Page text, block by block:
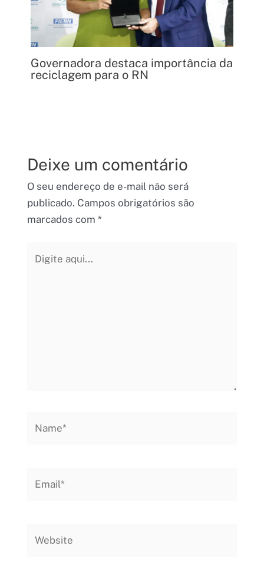
Governadora destaca importância da
reciclagem para o RN
Deixe um comentário
O seu endereço de e-mail não será
publicado. Campos obrigatórios são
marcados com *
aqui...